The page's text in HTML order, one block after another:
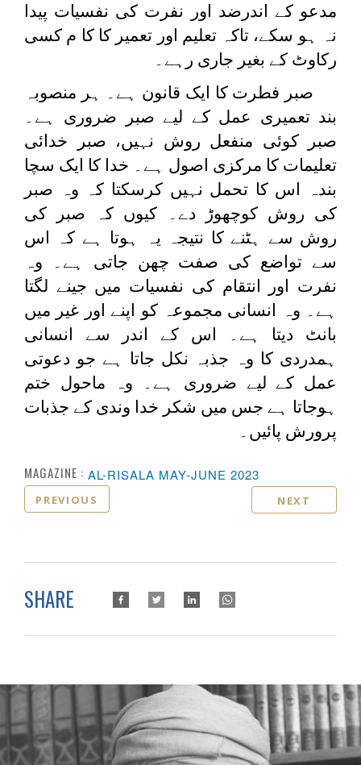
مدعو کے اندرضد اور نفرت کی نفسیات پیدا
نہ ہو سکے، تاکہ تعلیم اور تعمیر کا کا م کسی
رکاوٹ کے بغیر جاری رہے۔
صبر فطرت کا ایک قانون ہے۔ ہر منصوبہ
بند تعمیری عمل کے لیے صبر ضروری ہے۔
صبر کوئی منفعل روش نہیں، صبر خدائی
تعلیمات کا مرکزی اصول ہے۔ خدا کا ایک سچا
بندہ اس کا تحمل نہیں کرسکتا کہ وہ صبر
کی روش کوچھوڑ دے۔ کیوں کہ صبر کی
روش سے ہٹنے کا نتیجہ یہ ہوتا ہے کہ اس
سے تواضع کی صفت چھن جاتی ہے۔ وہ
نفرت اور انتقام کی نفسیات میں جینے لگتا
ہے۔ وہ انسانی مجموعہ کو اپنے اور غیر میں
بانٹ دیتا ہے۔ اس کے اندر سے انسانی
ہمدردی کا وہ جذبہ نکل جاتا ہے جو دعوتی
عمل کے لیے ضروری ہے۔ وہ ماحول ختم
ہوجاتا ہے جس میں شکر خدا وندی کے جذبات
پرورش پائیں۔
MAGAZINE : AL-RISALA MAY-JUNE 2023
PREVIOUS NEXT
SHARE